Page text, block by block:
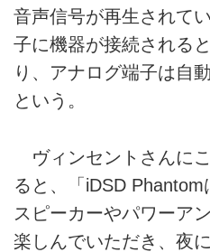
音声信号が再生されて
子に機器が接続される
り、アナログ端子は自
という。
ヴィンセントさんに
ると、「iDSD
スピーカーやパワーア
楽しんでいただき、夜